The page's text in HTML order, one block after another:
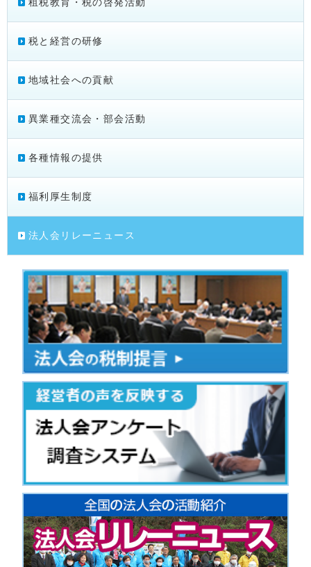
租税教育・税の啓発活動
税と経営の研修
地域社会への貢献
異業種交流会・部会活動
各種情報の提供
福利厚生制度
法人会リレーニュース